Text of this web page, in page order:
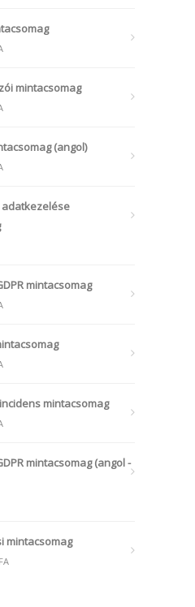
mintacsomag
(angol)
mintacsomag
mintacsomag
mintacsomag (angol -
mintacsomag